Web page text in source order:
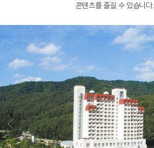
콘텐츠를 즐길 수 있습니다.